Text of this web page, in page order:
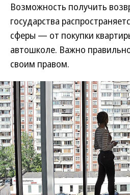
Возможность получить
государства
сферы — от покупки
автошколе. Важно
своим правом.